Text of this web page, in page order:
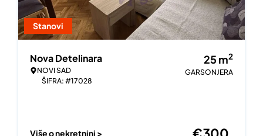
Stanovi
Nova Detelinara
NOVI SAD
ŠIFRA: #17028
25m2
GARSONJERA
Više o nekretnini >